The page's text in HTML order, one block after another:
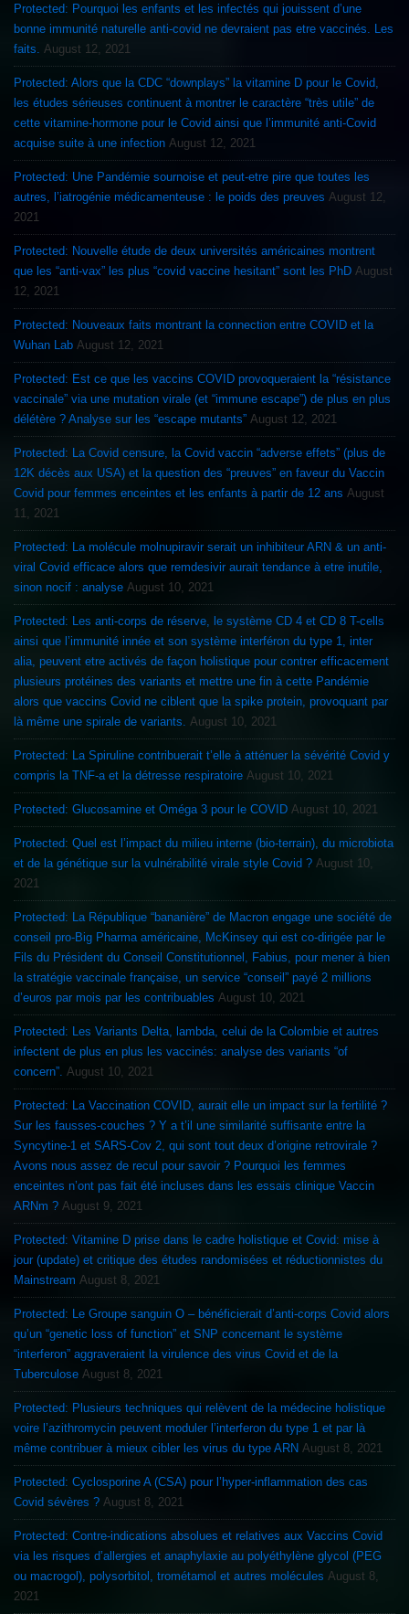
Protected: Pourquoi les enfants et les infectés qui jouissent d’une
bonne immunité naturelle anti-covid ne devraient pas etre vaccinés. Les
faits.
August 12, 2021
Protected: Alors que la CDC “downplays” la vitamine D pour le Covid,
les études sérieuses continuent à montrer le caractère “très utile” de
cette vitamine-hormone pour le Covid ainsi que l’immunité anti-Covid
acquise suite à une infection August 12, 2021
Protected: Une Pandémie sournoise et peut-etre pire que toutes les
autres, l’iatrogénie médicamenteuse : le poids des preuves August 12,
2021
Protected: Nouvelle étude de deux universités américaines montrent
que les “anti-vax” les plus “covid vaccine hesitant” sont les PhD August
12, 2021
Protected: Nouveaux faits montrant la connection entre COVID et la
Wuhan Lab August 12, 2021
Protected: Est ce que les vaccins COVID provoqueraient la “résistance
vaccinale” via une mutation virale (et “immune escape”) de plus en plus
délétère ? Analyse sur les “escape mutants” August 12, 2021
Protected: La Covid censure, la Covid vaccin “adverse effets” (plus de
12K décès aux USA) et la question des “preuves” en faveur du Vaccin
Covid pour femmes enceintes et les enfants à partir de 12 ans August
11, 2021
Protected: La molécule molnupiravir serait un inhibiteur ARN & un anti-
viral Covid efficace alors que remdesivir aurait tendance à etre inutile,
sinon nocif : analyse August 10, 2021
Protected: Les anti-corps de réserve, le système CD 4 et CD 8 T-cells
ainsi que l’immunité innée et son système interféron du type 1, inter
alia, peuvent etre activés de façon holistique pour contrer efficacement
plusieurs protéines des variants et mettre une fin à cette Pandémie
alors que vaccins Covid ne ciblent que la spike protein, provoquant par
là même une spirale de variants.
August 10, 2021
Protected: La Spiruline contribuerait t’elle à atténuer la sévérité Covid y
compris la TNF-a et la détresse respiratoire August 10, 2021
Protected: Glucosamine et Oméga 3 pour le COVID August 10, 2021
Protected: Quel est l’impact du milieu interne (bio-terrain), du microbiota
et de la génétique sur la vulnérabilité virale style Covid ? August 10,
2021
Protected: La République “bananière” de Macron engage une société de
conseil pro-Big Pharma américaine, McKinsey qui est co-dirigée par le
Fils du Président du Conseil Constitutionnel, Fabius, pour mener à bien
la stratégie vaccinale française, un service “conseil” payé 2 millions
d’euros par mois par les contribuables August 10, 2021
Protected: Les Variants Delta, lambda, celui de la Colombie et autres
infectent de plus en plus les vaccinés: analyse des variants “of
concern”. August 10, 2021
Protected: La Vaccination COVID, aurait elle un impact sur la fertilité ?
Sur les fausses-couches ? Y a t’il une similarité suffisante entre la
Syncytine-1 et SARS-Cov 2, qui sont tout deux d’origine retrovirale ?
Avons nous assez de recul pour savoir ? Pourquoi les femmes
enceintes n’ont pas fait été incluses dans les essais clinique Vaccin
ARNm ? August 9, 2021
Protected: Vitamine D prise dans le cadre holistique et Covid: mise à
jour (update) et critique des études randomisées et réductionnistes du
Mainstream August 8, 2021
Protected: Le Groupe sanguin O – bénéficierait d’anti-corps Covid alors
qu’un “genetic loss of function” et SNP concernant le système
“interferon” aggraveraient la virulence des virus Covid et de la
Tuberculose August 8, 2021
Protected: Plusieurs techniques qui relèvent de la médecine holistique
voire l’azithromycin peuvent moduler l’interferon du type 1 et par là
même contribuer à mieux cibler les virus du type ARN August 8, 2021
Protected: Cyclosporine A (CSA) pour l’hyper-inflammation des cas
Covid sévères ? August 8, 2021
Protected: Contre-indications absolues et relatives aux Vaccins Covid
via les risques d’allergies et anaphylaxie au polyéthylène glycol (PEG
ou macrogol), polysorbitol, trométamol et autres molécules August 8,
2021